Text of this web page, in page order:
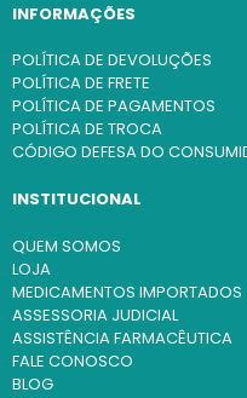
INFORMAÇÕES
POLÍTICA DE DEVOLUÇÕES
POLÍTICA DE FRETE
POLÍTICA DE PAGAMENTOS
POLÍTICA DE TROCA
CÓDIGO DEFESA DO
INSTITUCIONAL
QUEM SOMOS
LOJA
MEDICAMENTOS IMPORTADOS
ASSESSORIA JUDICIAL
ASSISTÊNCIA FARMACÊUTICA
FALE CONOSCO
BLOG